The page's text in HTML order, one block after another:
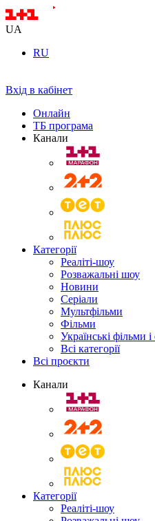
UA
RU
Вхід в кабінет
Онлайн
ТБ програма
Канали
Категорії
Реаліті-шоу
Розважальні шоу
Новини
Серіали
Мультфільми
Фільми
Українські фільми і
Всі категорії
Всі проєкти
Канали
Категорії
Реаліті-шоу